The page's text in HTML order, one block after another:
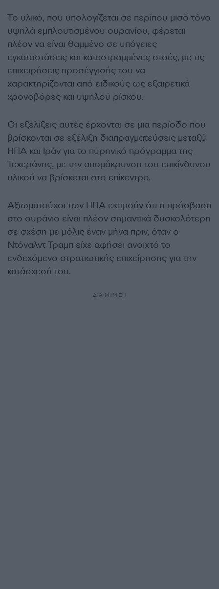
Το υλικό, που υπολογίζεται σε περίπου μισό τόνο
υψηλά εμπλουτισμένου ουρανίου, φέρεται
πλέον να είναι θαμμένο σε υπόγειες
εγκαταστάσεις και κατεστραμμένες στοές, με τις
επιχειρήσεις προσέγγισής του να
χαρακτηρίζονται από ειδικούς ως εξαιρετικά
χρονοβόρες και υψηλού ρίσκου.
Οι εξελίξεις αυτές έρχονται σε μια περίοδο που
βρίσκονται σε εξέλιξη διαπραγματεύσεις μεταξύ
ΗΠΑ και Ιράν για το πυρηνικό πρόγραμμα της
Τεχεράνης, με την απομάκρυνση του επικίνδυνου
υλικού να βρίσκεται στο επίκεντρο.
Αξιωματούχοι των ΗΠΑ εκτιμούν ότι η πρόσβαση
στο ουράνιο είναι πλέον σημαντικά δυσκολότερη
σε σχέση με μόλις έναν μήνα πριν, όταν ο
Ντόναλντ Τραμπ είχε αφήσει ανοιχτό το
ενδεχόμενο στρατιωτικής επιχείρησης για την
κατάσχεσή του.
ΔΙΑΦΗΜΙΣΗ